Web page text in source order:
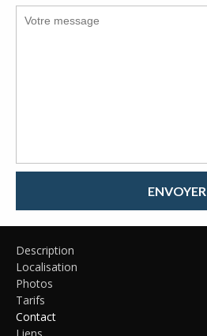
ENVOYER
Description
Localisation
Photos
Tarifs
Contact